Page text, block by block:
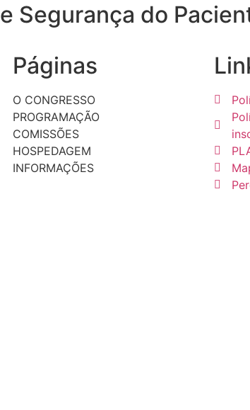
Segurança do
Páginas
O CONGRESSO
PROGRAMAÇÃO
COMISSÕES
HOSPEDAGEM
INFORMAÇÕES